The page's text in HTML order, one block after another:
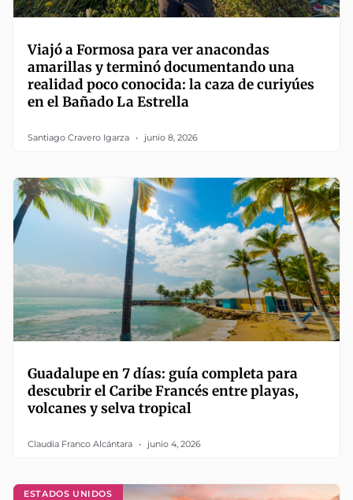
Viajó a Formosa para ver anacondas
amarillas y terminó documentando una
realidad poco conocida: la caza de curiyúes
en el Bañado La Estrella
Santiago Cravero Igarza junio 8, 2026
Guadalupe en 7 días: guía completa para
descubrir el Caribe Francés entre playas,
volcanes y selva tropical
Claudia Franco Alcántara junio 4, 2026
ESTADOS UNIDOS